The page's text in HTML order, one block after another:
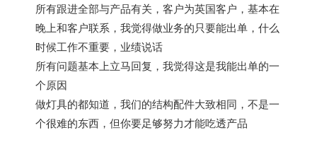
所有跟进全部与产品有关，客户为英国客户，基本在
晚上和客户联系，我觉得做业务的只要能出单，什么
时候工作不重要，业绩说话
所有问题基本上立马回复，我觉得这是我能出单的一
个原因
做灯具的都知道，我们的结构配件大致相同，不是一
个很难的东西，但你要足够努力才能吃透产品